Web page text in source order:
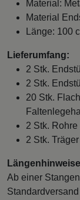
Material:
Material
Länge: 100
Lieferumfang:
2 Stk.
2 Stk.
20 Stk.
2 Stk.
2 Stk.
Ab einer